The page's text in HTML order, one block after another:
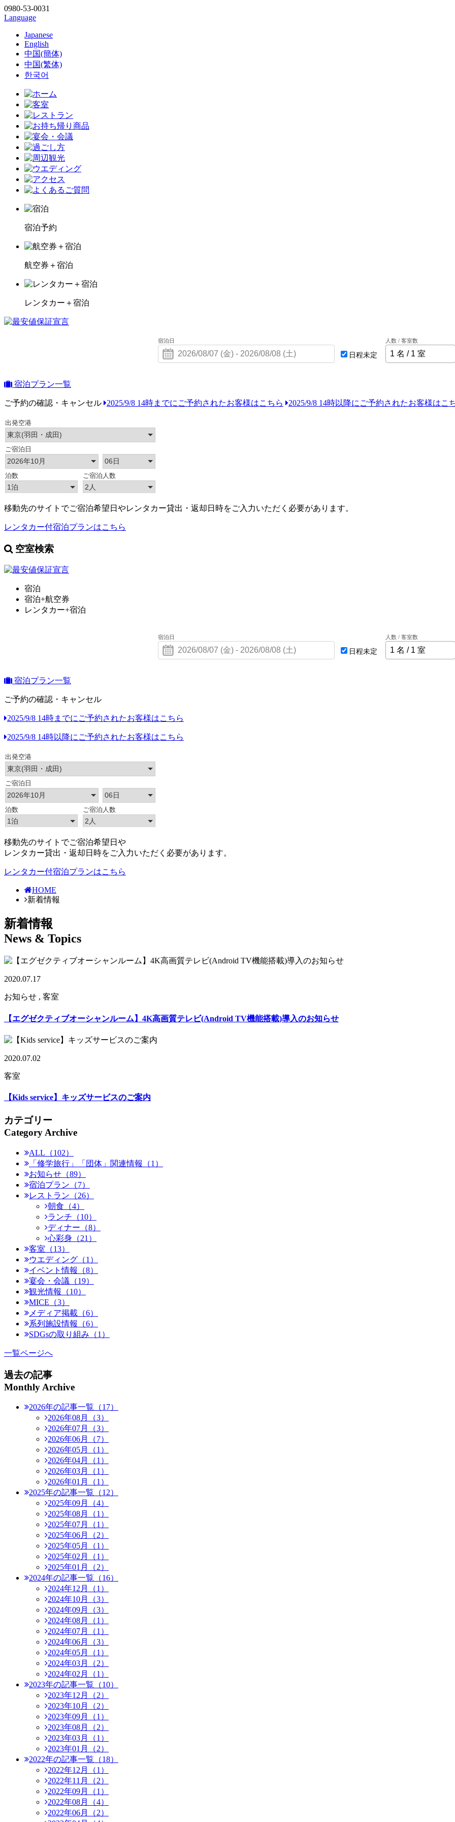
0980-53-0031
Language
Japanese
English
中国(簡体)
中国(繁体)
한국어
宿泊予約
航空券＋宿泊
レンタカー＋宿泊
宿泊日
日程未定
人数 / 客室数
宿泊プラン一覧
ご予約の確認・キャンセル 2025/9/8 14時までにご予約されたお客様はこちら 2025/9/8 14時以降にご予約されたお客様はこ
移動先のサイトでご宿泊希望日やレンタカー貸出・返却日時をご入力いただく必要があります。
レンタカー付宿泊プランはこちら
空室検索
宿泊
宿泊+航空券
レンタカー+宿泊
宿泊日
日程未定
人数 / 客室数
宿泊プラン一覧
ご予約の確認・キャンセル
2025/9/8 14時までにご予約されたお客様はこちら
2025/9/8 14時以降にご予約されたお客様はこちら
移動先のサイトでご宿泊希望日や
レンタカー貸出・返却日時をご入力いただく必要があります。
レンタカー付宿泊プランはこちら
HOME
新着情報
新着情報
News & Topics
2020.07.17
お知らせ , 客室
【エグゼクティブオーシャンルーム】4K高画質テレビ(Android TV機能搭載)導入のお知らせ
2020.07.02
客室
【Kids service】キッズサービスのご案内
カテゴリー
Category Archive
ALL（102）
「修学旅行」「団体」関連情報（1）
お知らせ（89）
宿泊プラン（7）
レストラン（26）
朝食（4）
ランチ（10）
ディナー（8）
心彩身（21）
客室（13）
ウエディング（1）
イベント情報（8）
宴会・会議（19）
観光情報（10）
MICE（3）
メディア掲載（6）
系列施設情報（6）
SDGsの取り組み（1）
一覧ページへ
過去の記事
Monthly Archive
2026年の記事一覧（17）
2026年08月（3）
2026年07月（3）
2026年06月（7）
2026年05月（1）
2026年04月（1）
2026年03月（1）
2026年01月（1）
2025年の記事一覧（12）
2025年09月（4）
2025年08月（1）
2025年07月（1）
2025年06月（2）
2025年05月（1）
2025年02月（1）
2025年01月（2）
2024年の記事一覧（16）
2024年12月（1）
2024年10月（3）
2024年09月（3）
2024年08月（1）
2024年07月（1）
2024年06月（3）
2024年05月（1）
2024年03月（2）
2024年02月（1）
2023年の記事一覧（10）
2023年12月（2）
2023年10月（2）
2023年09月（1）
2023年08月（2）
2023年03月（1）
2023年01月（2）
2022年の記事一覧（18）
2022年12月（1）
2022年11月（2）
2022年09月（1）
2022年08月（4）
2022年06月（2）